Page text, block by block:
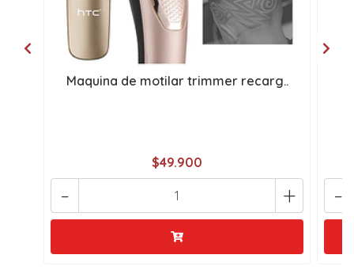
Maquina de motilar trimmer recarg..
$49.900
+
- -